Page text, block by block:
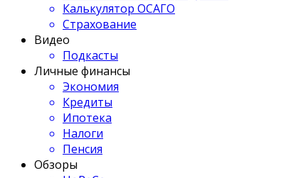
Калькулятор ОСАГО
Страхование
Видео
Подкасты
Личные финансы
Экономия
Кредиты
Ипотека
Налоги
Пенсия
Обзоры